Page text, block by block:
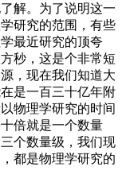
解。为了说明这一
研究的范围，有些
最近研究的顶夸
秒，这是个非常短
，现在我们知道大
是一百三十亿年附
物理学研究的时间
倍就是一个数量
个数量级，我们现
都是物理学研究的